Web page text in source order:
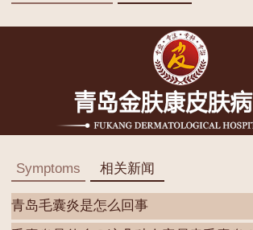
Symptoms 相关新闻
青岛毛囊炎是怎么回事